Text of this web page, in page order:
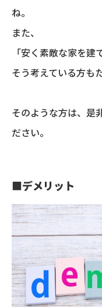
ね。
また、
「安く素敵な家を建
そう考えている方も
そのような方は、是
ださい。
■デメリット